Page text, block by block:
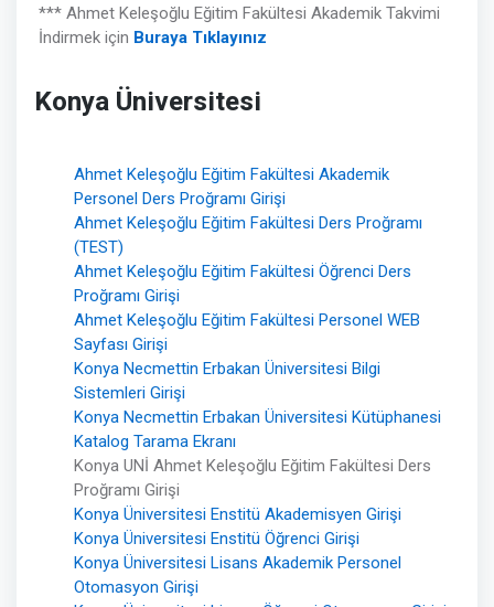
*** Ahmet Keleşoğlu Eğitim Fakültesi Akademik Takvimi
İndirmek için Buraya Tıklayınız
Konya Üniversitesi
Ahmet Keleşoğlu Eğitim Fakültesi Akademik
Personel Ders Proğramı Girişi
Ahmet Keleşoğlu Eğitim Fakültesi Ders Proğramı
(TEST)
Ahmet Keleşoğlu Eğitim Fakültesi Öğrenci Ders
Proğramı Girişi
Ahmet Keleşoğlu Eğitim Fakültesi Personel WEB
Sayfası Girişi
Konya Necmettin Erbakan Üniversitesi Bilgi
Sistemleri Girişi
Konya Necmettin Erbakan Üniversitesi Kütüphanesi
Katalog Tarama Ekranı
Konya UNİ Ahmet Keleşoğlu Eğitim Fakültesi Ders
Proğramı Girişi
Konya Üniversitesi Enstitü Akademisyen Girişi
Konya Üniversitesi Enstitü Öğrenci Girişi
Konya Üniversitesi Lisans Akademik Personel
Otomasyon Girişi